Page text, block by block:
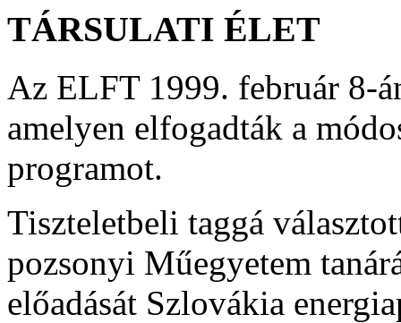
TÁRSULATI ÉLET
Az ELFT 1999. február 8-
amelyen elfogadták a
programot.
Tiszteletbeli taggá
pozsonyi Műegyetem
előadását Szlovákia